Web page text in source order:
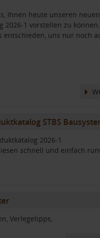
Ihnen heute unseren neuen
2026-1 vorstellen zu
entschieden, uns nur noch
STBS
2026-1
schnell und einfach
Verlegetipps,